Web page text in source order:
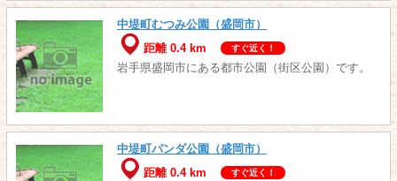
中堤町むつみ公園（盛岡市）
距離 0.4 km
すぐ近く！
岩手県盛岡市にある都市公園（街区公園）です。
中堤町パンダ公園（盛岡市）
距離 0.4 km
すぐ近く！